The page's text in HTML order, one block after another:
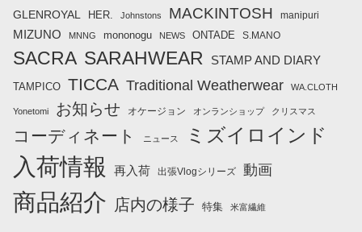
GLENROYAL HER. Johnstons MACKINTOSH manipuri
MIZUNO MNNG mononogu NEWS ONTADE S.MANO
SACRA SARAHWEAR STAMP AND DIARY
TAMPICO TICCA Traditional Weatherwear WA.CLOTH
Yonetomi お知らせ オケージョン オンランショップ クリスマス
コーディネート ニュース ミズイロインド
入荷情報 再入荷 出張Vlogシリーズ 動画
商品紹介 店内の様子 特集 米富繊維